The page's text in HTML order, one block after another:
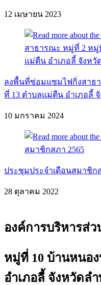
12 เมษายน 2023
ลงพื้นที่ซ่อมแซมไฟกิ่งสาธ
ที่ 13 ตำบลแม่ตืน อำเภอลี้
10 มกราคม 2024
ประชุมประจำเดือนสมาชิก
28 ตุลาคม 2022
องค์การบริหารส่ว
หมู่ที่ 10 บ้านหนอ
อำเภอลี้ จังหวัดลำ